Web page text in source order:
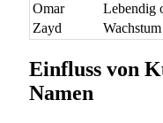
Omar
Lebendig
Zayd
Wachstum
Einfluss von
Namen